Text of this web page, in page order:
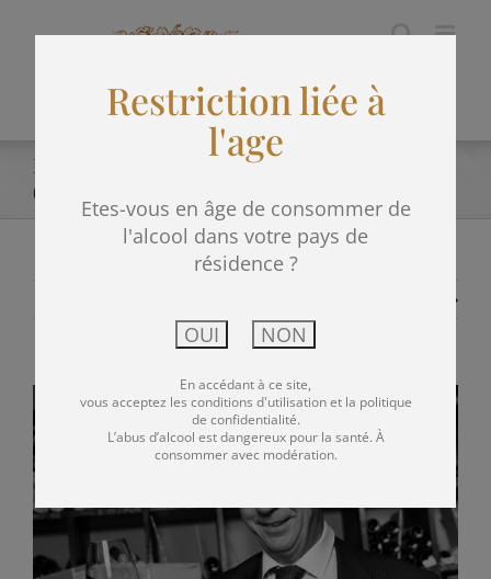
Primeurs 2017 : Château Biston-Brillette 2017
(88-89) :
Voir
l'image
agrandie
Restriction liée à
l'age
Etes-vous en âge de consommer de
l'alcool dans votre pays de
résidence ?
En accédant à ce site,
vous acceptez les conditions d'utilisation et la politique
de confidentialité.
L’abus d’alcool est dangereux pour la santé. À
consommer avec modération.